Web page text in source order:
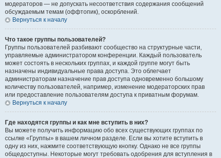
модераторов — не допускать несоответствия содержания сообщений
обсуждаемым темам (оффтопик), оскорблений.
Вернуться к началу
Что такое группы пользователей?
Группы пользователей разбивают сообщество на структурные части,
управляемые администратором конференции. Каждый пользователь
может состоять в нескольких группах, и каждой группе могут быть
назначены индивидуальные права доступа. Это облегчает
администраторам назначение прав доступа одновременно большому
количеству пользователей, например, изменение модераторских прав
или предоставление пользователям доступа к приватным форумам.
Вернуться к началу
Где находятся группы и как мне вступить в них?
Вы можете получить информацию обо всех существующих группах по
ссылке «Группы» в вашем личном разделе. Если вы хотите вступить в
одну из них, нажмите соответствующую кнопку. Однако не все группы
общедоступны. Некоторые могут требовать одобрения для вступления в